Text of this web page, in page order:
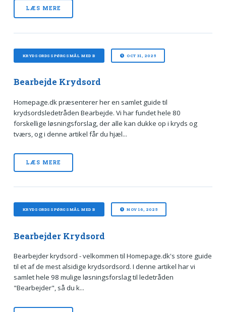
LÆS MERE
KRYDSORDSSPØRGSMÅL MED B OCT 31, 2025
Bearbejde Krydsord
Homepage.dk præsenterer her en samlet guide til
krydsordsledetråden Bearbejde. Vi har fundet hele 80
forskellige løsningsforslag, der alle kan dukke op i kryds og
tværs, og i denne artikel får du hjæl...
LÆS MERE
KRYDSORDSSPØRGSMÅL MED B NOV 16, 2025
Bearbejder Krydsord
Bearbejder krydsord - velkommen til Homepage.dk's store guide
til et af de mest alsidige krydsordsord. I denne artikel har vi
samlet hele 98 mulige løsningsforslag til ledetråden
"Bearbejder", så du k...